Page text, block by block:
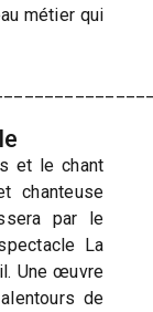
métier qui
et le chant
chanteuse
par le
La
Une œuvre
de